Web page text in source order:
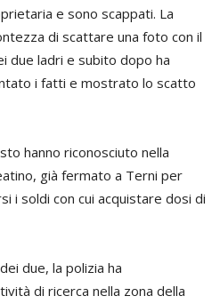
e sono scappati. La
di scattare una foto con il
due ladri e subito dopo ha
i fatti e mostrato lo scatto
hanno riconosciuto nella
già fermato a Terni per
i soldi con cui acquistare dosi di
due, la polizia ha
di ricerca nella zona della